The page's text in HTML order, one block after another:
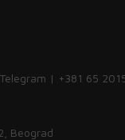
| +381 65
Beograd